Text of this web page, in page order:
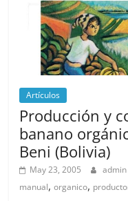
Artículos
Producción y
banano
Beni (Bolivia)
May 23, 2005 admin
manual,organico,